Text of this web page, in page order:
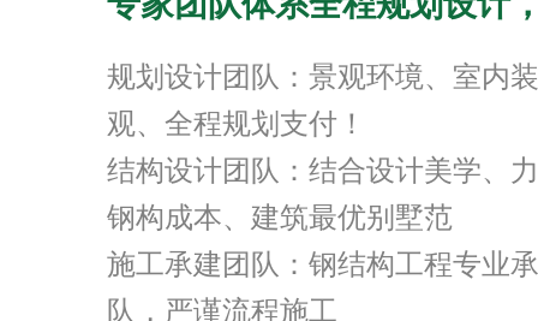
规划设计团队：景观环境、室内
观、全程规划支付！
结构设计团队：结合设计美学、
钢构成本、建筑最优别墅范
施工承建团队：钢结构工程专业
队，严谨流程施工